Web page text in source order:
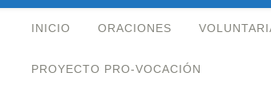
INICIO ORACIONES
PROYECTO PRO-VOCACIÓN